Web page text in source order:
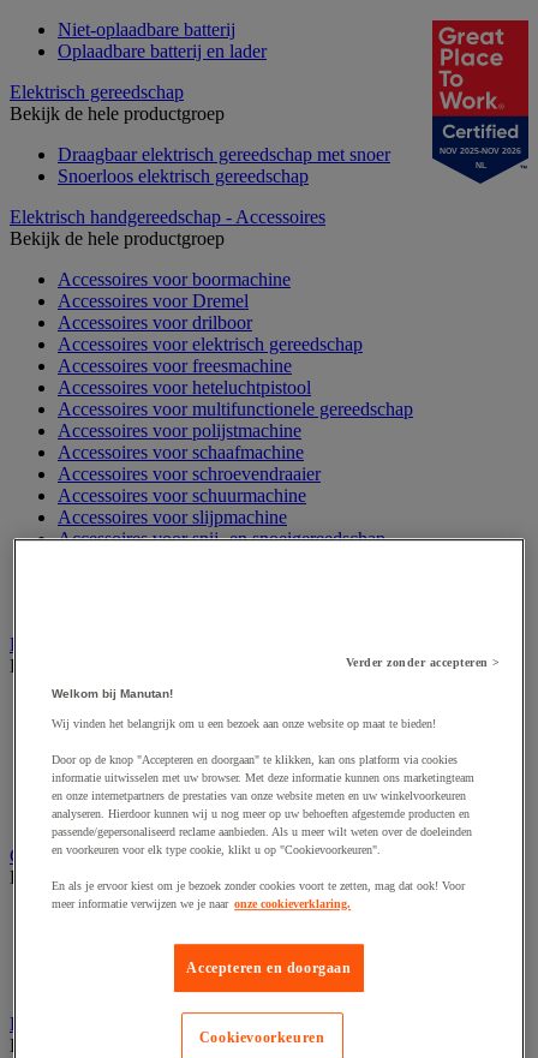
Niet-oplaadbare batterij
Oplaadbare batterij en lader
Elektrisch gereedschap
Bekijk de hele productgroep
Draagbaar elektrisch gereedschap met snoer
Snoerloos elektrisch gereedschap
Elektrisch handgereedschap - Accessoires
Bekijk de hele productgroep
Accessoires voor boormachine
Accessoires voor Dremel
Accessoires voor drilboor
Accessoires voor elektrisch gereedschap
Accessoires voor freesmachine
Accessoires voor heteluchtpistool
Accessoires voor multifunctionele gereedschap
Accessoires voor polijstmachine
Accessoires voor schaafmachine
Accessoires voor schroevendraaier
Accessoires voor schuurmachine
Accessoires voor slijpmachine
Accessoires voor snij- en snoeigereedschap
Elektrische toebehoren en verlichting
Bekijk de hele productgroep
Accessoires voor elektrisch schakelpaneel
Batterij, oplader en kabel
Elektrische uitrusting
Verlengsnoer, stekkerdoos en kapelhaspel
Wandcontactdoos en schakelaar
Gereedschap opbergen
Bekijk de hele productgroep
Assortimentsdoos en gereedschapkoffer
Gereedschapskist en opbergtas
Gereedschapskoffer en versterkte kist
Handgereedschap
Bekijk de hele productgroep
NOV 2025-NOV 2026
NL
Verder zonder accepteren >
Welkom bij Manutan!
Wij vinden het belangrijk om u een bezoek aan onze website op maat te bieden!
Door op de knop "Accepteren en doorgaan" te klikken, kan ons platform via cookies
informatie uitwisselen met uw browser. Met deze informatie kunnen ons marketingteam
en onze internetpartners de prestaties van onze website meten en uw winkelvoorkeuren
analyseren. Hierdoor kunnen wij u nog meer op uw behoeften afgestemde producten en
passende/gepersonaliseerd reclame aanbieden. Als u meer wilt weten over de doeleinden
en voorkeuren voor elk type cookie, klikt u op "Cookievoorkeuren".
En als je ervoor kiest om je bezoek zonder cookies voort te zetten, mag dat ook! Voor
meer informatie verwijzen we je naar onze cookieverklaring.
Accepteren en doorgaan
Cookievoorkeuren